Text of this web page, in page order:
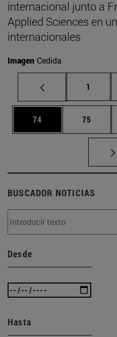
internacional junto a
Applied Sciences en
internacionales
Imagen Cedida
Página
1
Página
74 Página
75
BUSCADOR NOTICIAS
Desde
Hasta